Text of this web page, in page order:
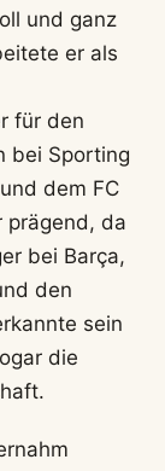
und ganz
er als
für den
bei Sporting
dem FC
prägend, da
bei Barça,
den
sein
die